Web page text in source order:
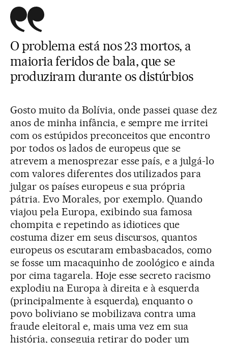
O problema está nos 23 mortos, a
maioria feridos de bala, que se
produziram durante os distúrbios
Gosto muito da Bolívia, onde passei quase dez
anos de minha infância, e sempre me irritei
com os estúpidos preconceitos que encontro
por todos os lados de europeus que se
atrevem a menosprezar esse país, e a julgá-lo
com valores diferentes dos utilizados para
julgar os países europeus e sua própria
pátria. Evo Morales, por exemplo. Quando
viajou pela Europa, exibindo sua famosa
chompita e repetindo as idiotices que
costuma dizer em seus discursos, quantos
europeus os escutaram embasbacados, como
se fosse um macaquinho de zoológico e ainda
por cima tagarela. Hoje esse secreto racismo
explodiu na Europa à direita e à esquerda
(principalmente à esquerda), enquanto o
povo boliviano se mobilizava contra uma
fraude eleitoral e, mais uma vez em sua
história, conseguia retirar do poder um